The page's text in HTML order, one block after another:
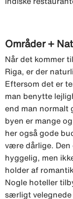
Områder +
Når det kommer
Riga, er der
Eftersom det er
man benytte
end man normalt
byen er mange
her også gode
være dårlige. Den
hyggelig, men
holder af
Nogle hoteller
særligt velegnede